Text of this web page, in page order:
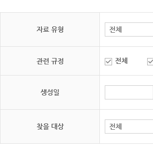
자료 유형
관련 규정 전체
생성일
찾을 대상